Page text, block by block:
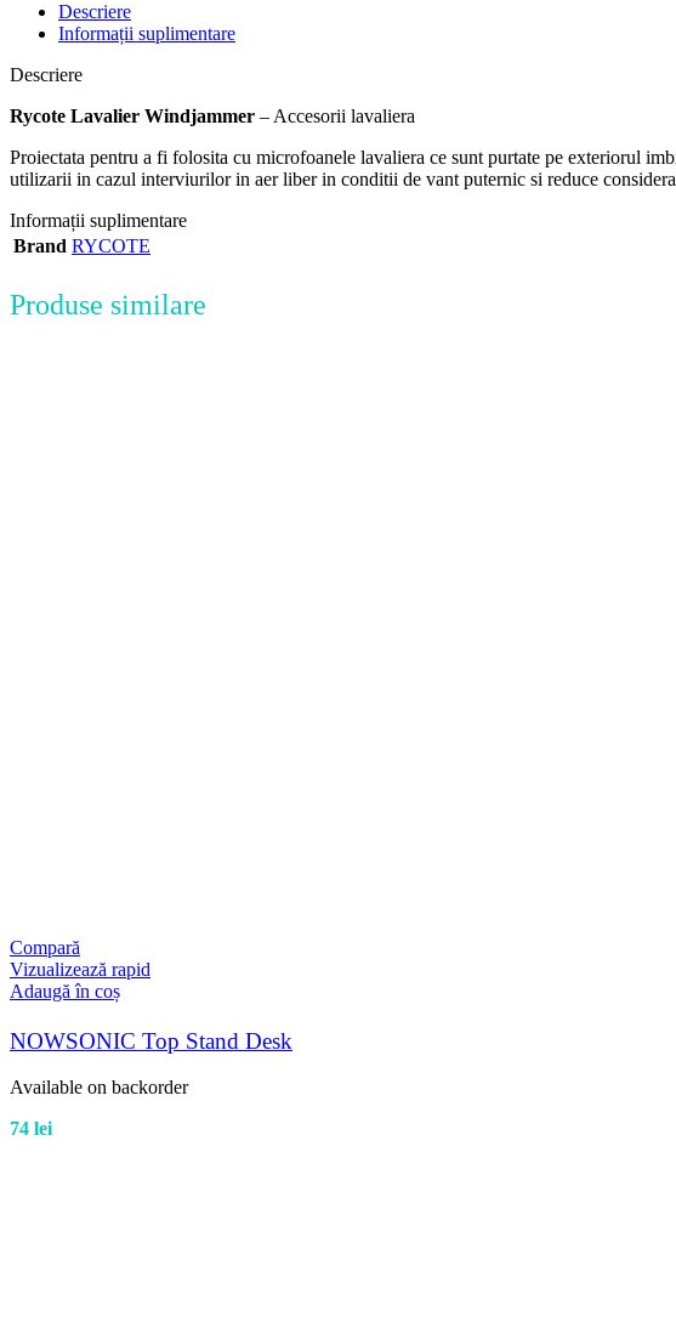
Descriere
Informații suplimentare
Descriere
Rycote Lavalier Windjammer – Accesorii lavaliera
Proiectata pentru a fi folosita cu microfoanele lavaliera ce sunt purtate pe exteriorul
utilizarii in cazul interviurilor in aer liber in conditii de vant puternic si reduce
Informații suplimentare
Brand RYCOTE
Produse similare
Compară
Vizualizează rapid
Adaugă în coș
NOWSONIC Top Stand Desk
Available on backorder
74 lei